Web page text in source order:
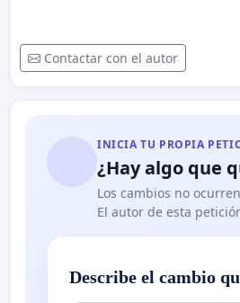
Contactar con el autor
INICIA TU PROPIA
¿Hay algo que
Los cambios no
El autor de esta
Describe el cambio